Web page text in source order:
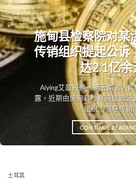
中国
施甸县检察院对某
传销组织提起公诉
达2.1亿余
Aiying艾盈报道，据云南省人
露，近期由施甸县检察院提起公
组织、领导传销
CONTINUE
土耳其